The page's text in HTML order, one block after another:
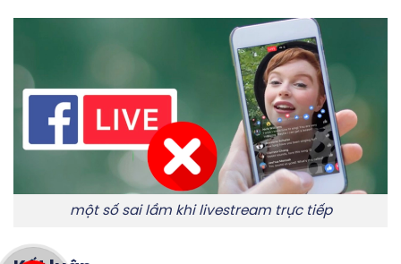
một số sai lầm khi livestream trực tiếp